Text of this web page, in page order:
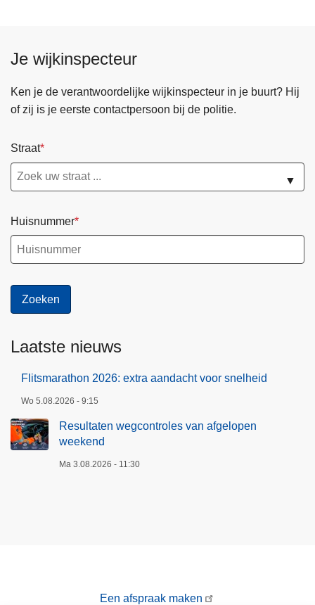
Je wijkinspecteur
Ken je de verantwoordelijke wijkinspecteur in je buurt? Hij
of zij is je eerste contactpersoon bij de politie.
Straat
▼
Huisnummer
Laatste nieuws
Flitsmarathon 2026: extra aandacht voor snelheid
Wo 5.08.2026 - 9:15
Resultaten wegcontroles van afgelopen
weekend
Ma 3.08.2026 - 11:30
Een afspraak maken